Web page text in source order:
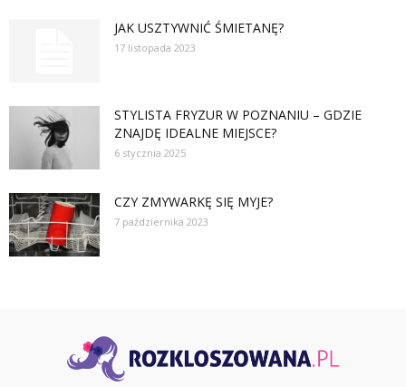
JAK USZTYWNIĆ ŚMIETANĘ?
17 listopada 2023
STYLISTA FRYZUR W POZNANIU – GDZIE
ZNAJDĘ IDEALNE MIEJSCE?
6 stycznia 2025
CZY ZMYWARKĘ SIĘ MYJE?
7 października 2023